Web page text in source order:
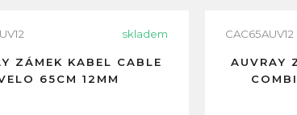
skladem
ZÁMEK KABEL CABLE
65CM 12MM
CAC65AUV12
AUVRAY